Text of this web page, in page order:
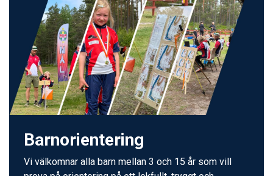
Barnorientering
Vi välkomnar alla barn mellan 3 och 15 år som vill